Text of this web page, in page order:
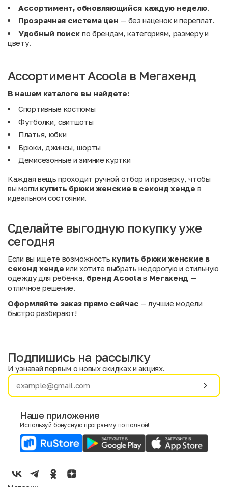
Ассортимент, обновляющийся каждую неделю
Прозрачная система цен — без наценок и переплат.
Удобный поиск по брендам, категориям, размеру и
цвету.
Ассортимент Acoola в Мегахенд
В нашем каталоге вы найдете:
Спортивные костюмы
Футболки, свитшоты
Платья, юбки
Брюки, джинсы, шорты
Демисезонные и зимние куртки
Каждая вещь проходит ручной отбор и проверку, чтобы
вы могли купить брюки женские в секонд хенде в
идеальном состоянии.
Сделайте выгодную покупку уже
сегодня
Если вы ищете возможность купить брюки женские в
секонд хенде или хотите выбрать недорогую и стильную
одежду для ребёнка, бренд Acoolaв Мегахенд —
отличное решение.
Оформляйте заказ прямо сейчас — лучшие модели
быстро разбирают!
Имя
E-mail
Мужской
Женский
Подпишись на рассылку
И узнавай первым о новых скидках и акциях.
Наше приложение
Используй бонусную программу по полной!